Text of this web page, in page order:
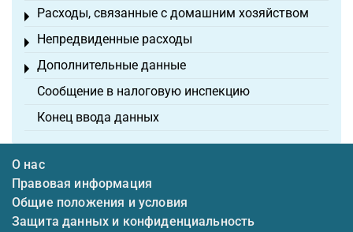
Расходы, связанные с домашним хозяйством
Toggle menu
Непредвиденные расходы
Toggle menu
Дополнительные данные
Toggle menu
Сообщение в налоговую инспекцию
Конец ввода данных
О нас
Правовая информация
Общие положения и условия
Защита данных и конфиденциальность